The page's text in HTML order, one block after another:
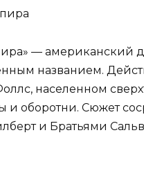
— американский
названием.
населенном
и оборотни. Сюжет
и Братьями